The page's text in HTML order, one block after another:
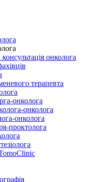
онколога
терапевта
онколога
онколога
онколога
проктолога